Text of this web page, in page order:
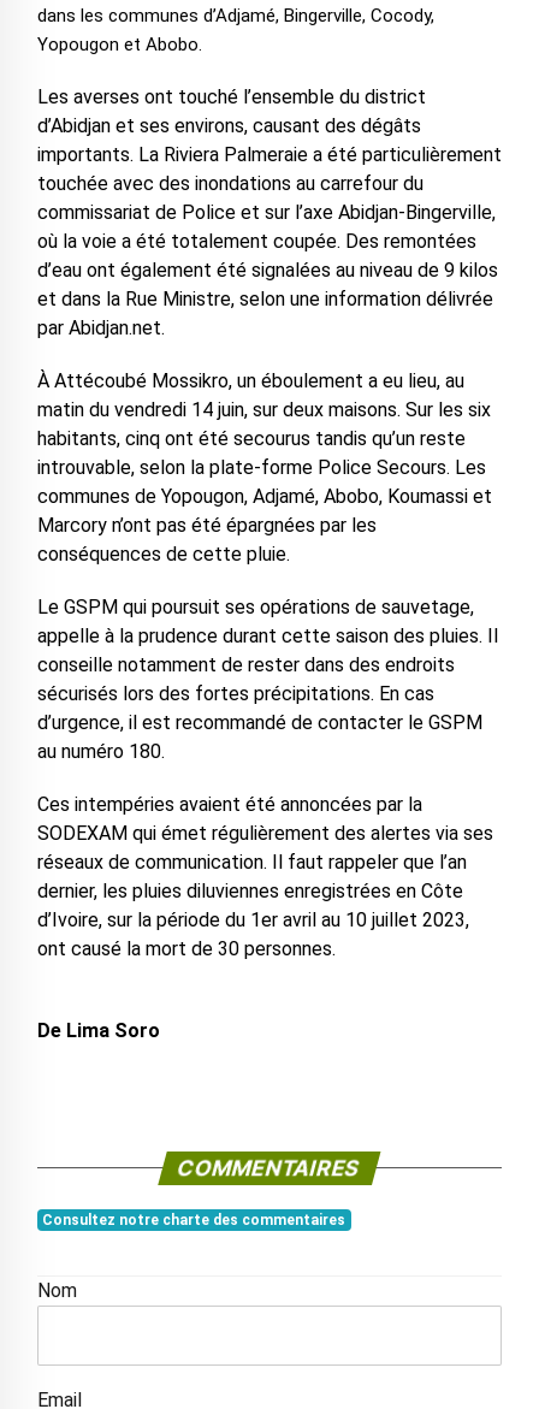
dans les communes d’Adjamé, Bingerville, Cocody,
Yopougon et Abobo.
Les averses ont touché l’ensemble du district
d’Abidjan et ses environs, causant des dégâts
importants. La Riviera Palmeraie a été particulièrement
touchée avec des inondations au carrefour du
commissariat de Police et sur l’axe Abidjan-Bingerville,
où la voie a été totalement coupée. Des remontées
d’eau ont également été signalées au niveau de 9 kilos
et dans la Rue Ministre, selon une information délivrée
par Abidjan.net.
À Attécoubé Mossikro, un éboulement a eu lieu, au
matin du vendredi 14 juin, sur deux maisons. Sur les six
habitants, cinq ont été secourus tandis qu’un reste
introuvable, selon la plate-forme Police Secours. Les
communes de Yopougon, Adjamé, Abobo, Koumassi et
Marcory n’ont pas été épargnées par les
conséquences de cette pluie.
Le GSPM qui poursuit ses opérations de sauvetage,
appelle à la prudence durant cette saison des pluies. Il
conseille notamment de rester dans des endroits
sécurisés lors des fortes précipitations. En cas
d’urgence, il est recommandé de contacter le GSPM
au numéro 180.
Ces intempéries avaient été annoncées par la
SODEXAM qui émet régulièrement des alertes via ses
réseaux de communication. Il faut rappeler que l’an
dernier, les pluies diluviennes enregistrées en Côte
d’Ivoire, sur la période du 1er avril au 10 juillet 2023,
ont causé la mort de 30 personnes.
De Lima Soro
COMMENTAIRES
Consultez notre charte des commentaires
Nom
Email